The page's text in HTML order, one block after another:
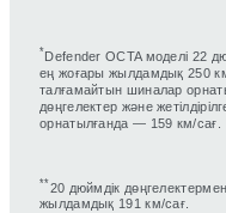
*Defender OCTA моделі 22
ең жоғары жылдамдық 250
талғамайтын шиналар
дөңгелектер және
орнатылғанда — 159 км/сағ.
**20 дюймдік
жылдамдық 191 км/сағ.